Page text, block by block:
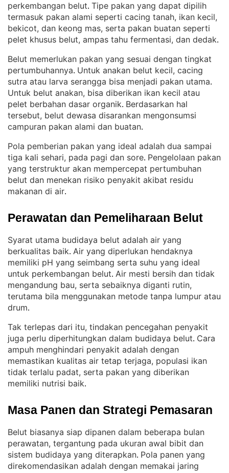
perkembangan belut. Tipe pakan yang dapat dipilih
termasuk pakan alami seperti cacing tanah, ikan kecil,
bekicot, dan keong mas, serta pakan buatan seperti
pelet khusus belut, ampas tahu fermentasi, dan dedak.
Belut memerlukan pakan yang sesuai dengan tingkat
pertumbuhannya. Untuk anakan belut kecil, cacing
sutra atau larva serangga bisa menjadi pakan utama
Untuk belut anakan, bisa diberikan ikan kecil atau
pelet berbahan dasar organik. Berdasarkan hal
tersebut, belut dewasa disarankan mengonsumsi
campuran pakan alami dan buatan.
Pola pemberian pakan yang ideal adalah dua sampai
tiga kali sehari, pada pagi dan sore. Pengelolaan pakan
yang terstruktur akan mempercepat pertumbuhan
belut dan menekan risiko penyakit akibat residu
makanan di air.
Perawatan dan Pemeliharaan Belut
Syarat utama budidaya belut adalah air yang
berkualitas baik. Air yang diperlukan hendaknya
memiliki pH yang seimbang serta suhu yang ideal
untuk perkembangan belut. Air mesti bersih dan tidak
mengandung bau, serta sebaiknya diganti rutin,
terutama bila menggunakan metode tanpa lumpur atau
drum.
Tak terlepas dari itu, tindakan pencegahan penyakit
juga perlu diperhitungkan dalam budidaya belut. Cara
ampuh menghindari penyakit adalah dengan
memastikan kualitas air tetap terjaga, populasi ikan
tidak terlalu padat, serta pakan yang diberikan
memiliki nutrisi baik.
Masa Panen dan Strategi Pemasaran
Belut biasanya siap dipanen dalam beberapa bulan
perawatan, tergantung pada ukuran awal bibit dan
sistem budidaya yang diterapkan. Pola panen yang
direkomendasikan adalah dengan memakai jaring